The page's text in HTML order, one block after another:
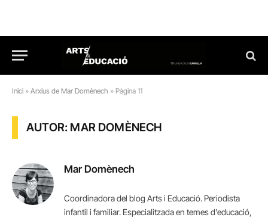
Inici » Arxius de Mar Domènech » Pàgina 11
AUTOR: MAR DOMÈNECH
Mar Domènech
Coordinadora del blog Arts i Educació. Periodista
infantil i familiar. Especialitzada en temes d'educació,